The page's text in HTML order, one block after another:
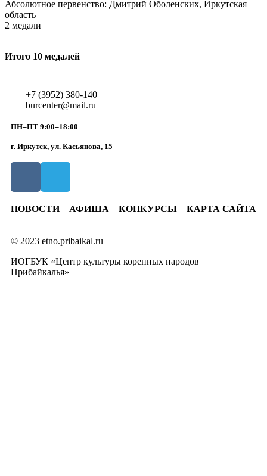
Абсолютное первенство: Дмитрий Оболенских, Иркутская
область
2 медали
Итого 10 медалей
+7 (3952) 380-140
burcenter@mail.ru
ПН–ПТ 9:00–18:00
г. Иркутск, ул. Касьянова, 15
НОВОСТИ АФИША КОНКУРСЫ КАРТА САЙТА
© 2023 etno.pribaikal.ru
ИОГБУК «Центр культуры коренных народов
Прибайкалья»